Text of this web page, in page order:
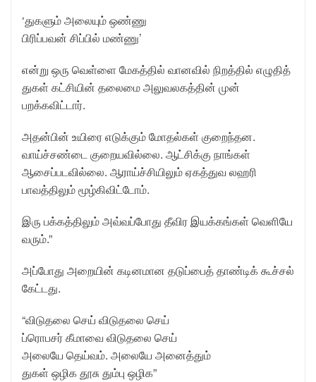
‘துகளும் அலையும் ஒண்ணு
பிரிப்பவன் சிப்பில் மண்ணு’
என்று ஒரு வெள்ளை மேகத்தில் வானவில் நிறத்தில் எழுதித்
துகள் கட்சியின் தலைமை அலுவலகத்தின் முன்
பறக்கவிட்டார்.
அதன்பின் உயிரை எடுக்கும் மோதல்கள் குறைந்தன.
வாய்ச்சண்டை குறையவில்லை. ஆட்சிக்கு நாங்கள்
ஆசைப்படவில்லை. ஆராய்ச்சியிலும் ஏகத்துவ லஹரி
பாவத்திலும் மூழ்கிவிட்டோம்.
இரு பக்கத்திலும் அவ்வப்போது தீவிர இயக்கங்கள் வெளியே
வரும்.”
அப்போது அறையின் கடினமான தடுப்பைத் தாண்டிக் கூச்சல்
கேட்டது.
“விடுதலை செய் விடுதலை செய்
ப்ரொபசர் கீமாவை விடுதலை செய்
அலையே தெய்வம். அலையே அனைத்தும்
துகள் ஒழிக தூசு தும்பு ஒழிக”